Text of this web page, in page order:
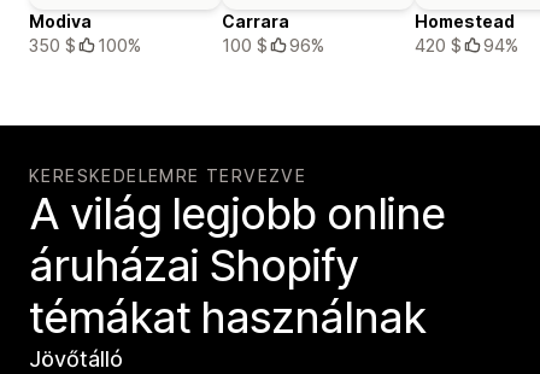
Modiva
350 $
100%
Carrara
100 $
96%
Homestead
420 $
94%
KERESKEDELEMRE TERVEZVE
A világ legjobb online
áruházai Shopify
témákat használnak
Jövőtálló